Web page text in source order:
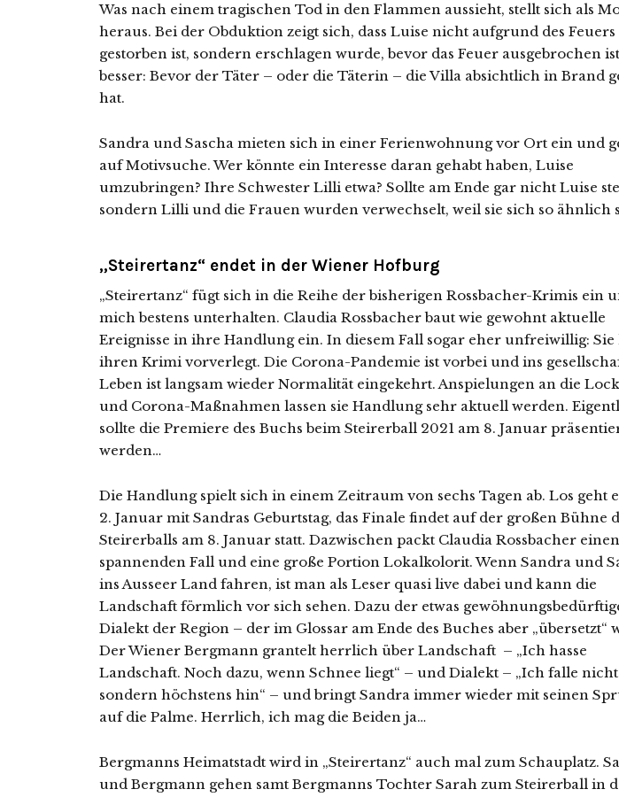
Was nach einem tragischen Tod in den Flammen aussieht, stellt sich als
heraus. Bei der Obduktion zeigt sich, dass Luise nicht aufgrund des Feuers
gestorben ist, sondern erschlagen wurde, bevor das Feuer ausgebrochen
besser: Bevor der Täter – oder die Täterin – die Villa absichtlich in Brand
hat.
Sandra und Sascha mieten sich in einer Ferienwohnung vor Ort ein und
auf Motivsuche. Wer könnte ein Interesse daran gehabt haben, Luise
umzubringen? Ihre Schwester Lilli etwa? Sollte am Ende gar nicht Luise
sondern Lilli und die Frauen wurden verwechselt, weil sie sich so ähnlich
„Steirertanz“ endet in der Wiener Hofburg
„Steirertanz“ fügt sich in die Reihe der bisherigen Rossbacher-Krimis ein
mich bestens unterhalten. Claudia Rossbacher baut wie gewohnt aktuelle
Ereignisse in ihre Handlung ein. In diesem Fall sogar eher unfreiwillig: Sie
ihren Krimi vorverlegt. Die Corona-Pandemie ist vorbei und ins
Leben ist langsam wieder Normalität eingekehrt. Anspielungen an die
und Corona-Maßnahmen lassen sie Handlung sehr aktuell werden.
sollte die Premiere des Buchs beim Steirerball 2021 am 8. Januar
werden…
Die Handlung spielt sich in einem Zeitraum von sechs Tagen ab. Los geht
2. Januar mit Sandras Geburtstag, das Finale findet auf der großen Bühne
Steirerballs am 8. Januar statt. Dazwischen packt Claudia Rossbacher einen
spannenden Fall und eine große Portion Lokalkolorit. Wenn Sandra und
ins Ausseer Land fahren, ist man als Leser quasi live dabei und kann die
Landschaft förmlich vor sich sehen. Dazu der etwas
Dialekt der Region – der im Glossar am Ende des Buches aber „übersetzt“
Der Wiener Bergmann grantelt herrlich über Landschaft – „Ich hasse
Landschaft. Noch dazu, wenn Schnee liegt“ – und Dialekt – „Ich falle
sondern höchstens hin“ – und bringt Sandra immer wieder mit seinen
auf die Palme. Herrlich, ich mag die Beiden ja…
Bergmanns Heimatstadt wird in „Steirertanz“ auch mal zum Schauplatz.
und Bergmann gehen samt Bergmanns Tochter Sarah zum Steirerball in